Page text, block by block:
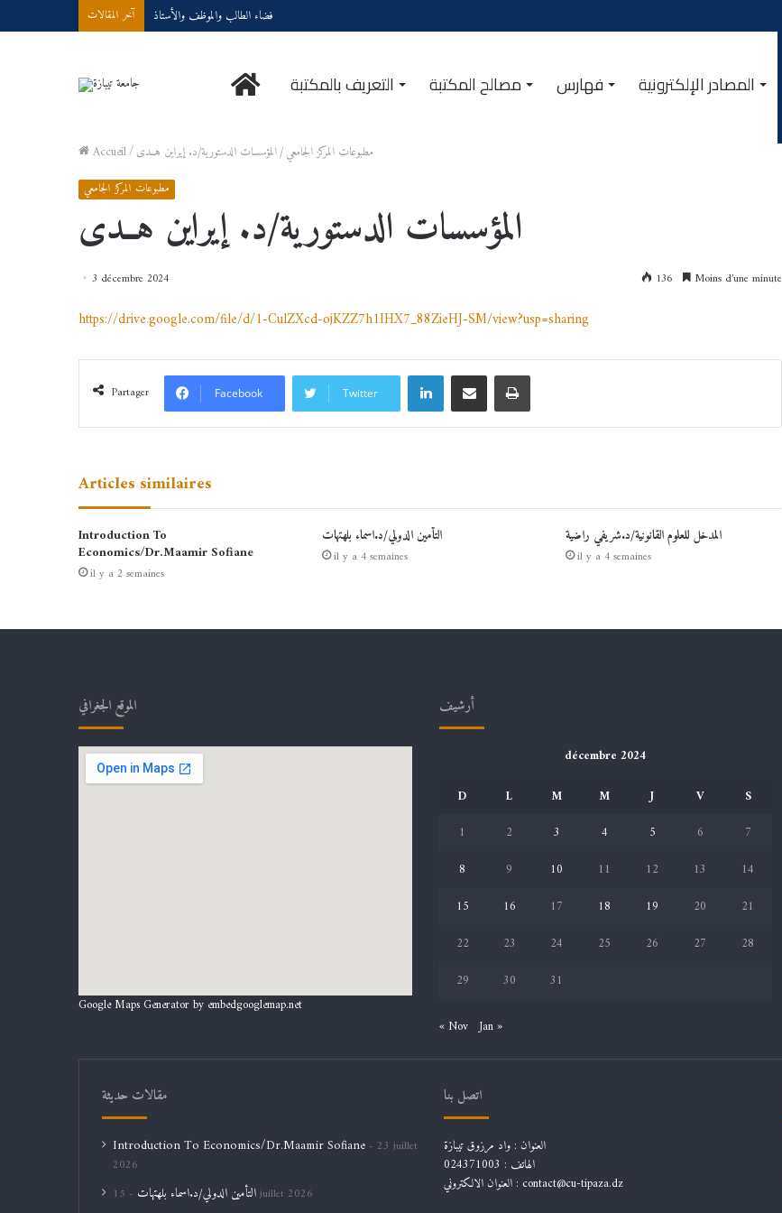
آخر المقالات فضاء الطالب والموظف والأستاذ
الرئيسيةالتعريف بالمكتبة مصالح المكتبة فهارس المصادر الإلكترونية
Accueil/ مطبوعات المركز الجامعي/المؤسسات الدستورية/د. إيراين هــدى
مطبوعات المركز الجامعي
المؤسسات الدستورية/د. إيراين هــدى
3 décembre 2024 136 Moins d’une minute
https://drive.google.com/file/d/1-CulZXcd-ojKZZ7h1IHX7_88ZieHJ-SM/view?usp=sharing
Partager Facebook Twitter
Linkedin Partager par email Imprimer
Articles similaires
Introduction To
Economics/Dr.Maamir Sofiane
il y a 2 semaines
التأمين الدولي/د.اسماء بلهتهات
il y a 4 semaines
المدخل للعلوم القانونية/د.شريفي راضية
il y a 4 semaines
الموقع الجغرافي
Google Maps Generator by embedgooglemap.net
أرشيف
décembre 2024
D
L M M J V
S
1
2 3 4 5 6
7
8
9 10 11 12 13
14
15
16 17 18 19 20
21
22
23 24 25 26 27
28
29
30 31
« Nov Jan »
مقالات حديثة
Introduction To Economics/Dr.Maamir Sofiane
23 juillet
2026
التأمين الدولي/د.اسماء بلهتهات15 juillet 2026
اتصل بنا
العنوان : واد مرزوق تيبازة
الهاتف : 024371003
العنوان الالكتروني : contact@cu-tipaza.dz